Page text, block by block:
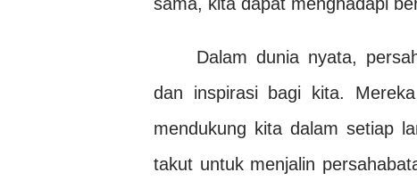
Dalam dunia nyata,
dan inspirasi bagi kita.
mendukung kita dalam setiap
takut untuk menjalin